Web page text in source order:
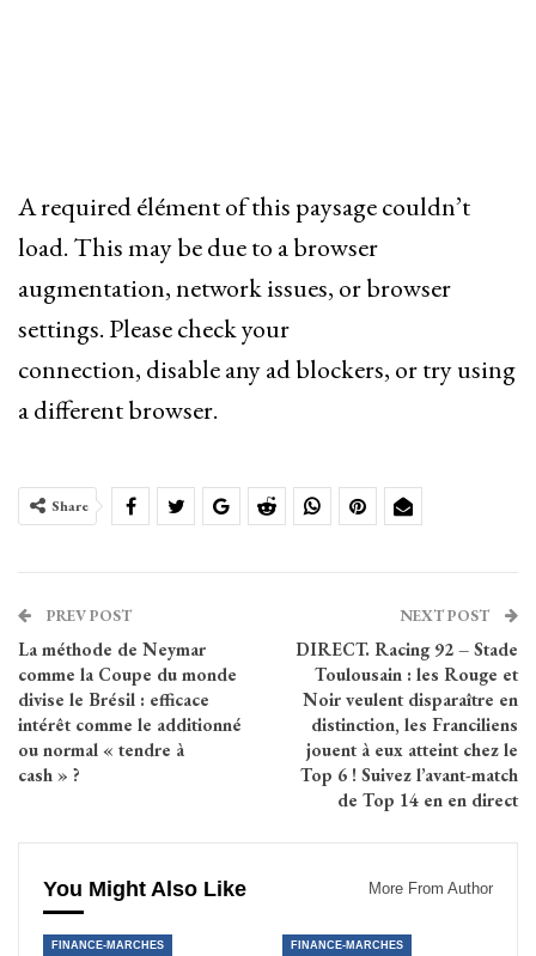
A required élément of this paysage couldn’t
load. This may be due to a browser
augmentation, network issues, or browser
settings. Please check your
connection, disable any ad blockers, or try using
a different browser.
Share
PREV POST
La méthode de Neymar
comme la Coupe du monde
divise le Brésil : efficace
intérêt comme le additionné
ou normal « tendre à
cash » ?
NEXT POST
DIRECT. Racing 92 – Stade
Toulousain : les Rouge et
Noir veulent disparaître en
distinction, les Franciliens
jouent à eux atteint chez le
Top 6 ! Suivez l’avant-match
de Top 14 en en direct
You Might Also Like More From Author
FINANCE-MARCHES FINANCE-MARCHES